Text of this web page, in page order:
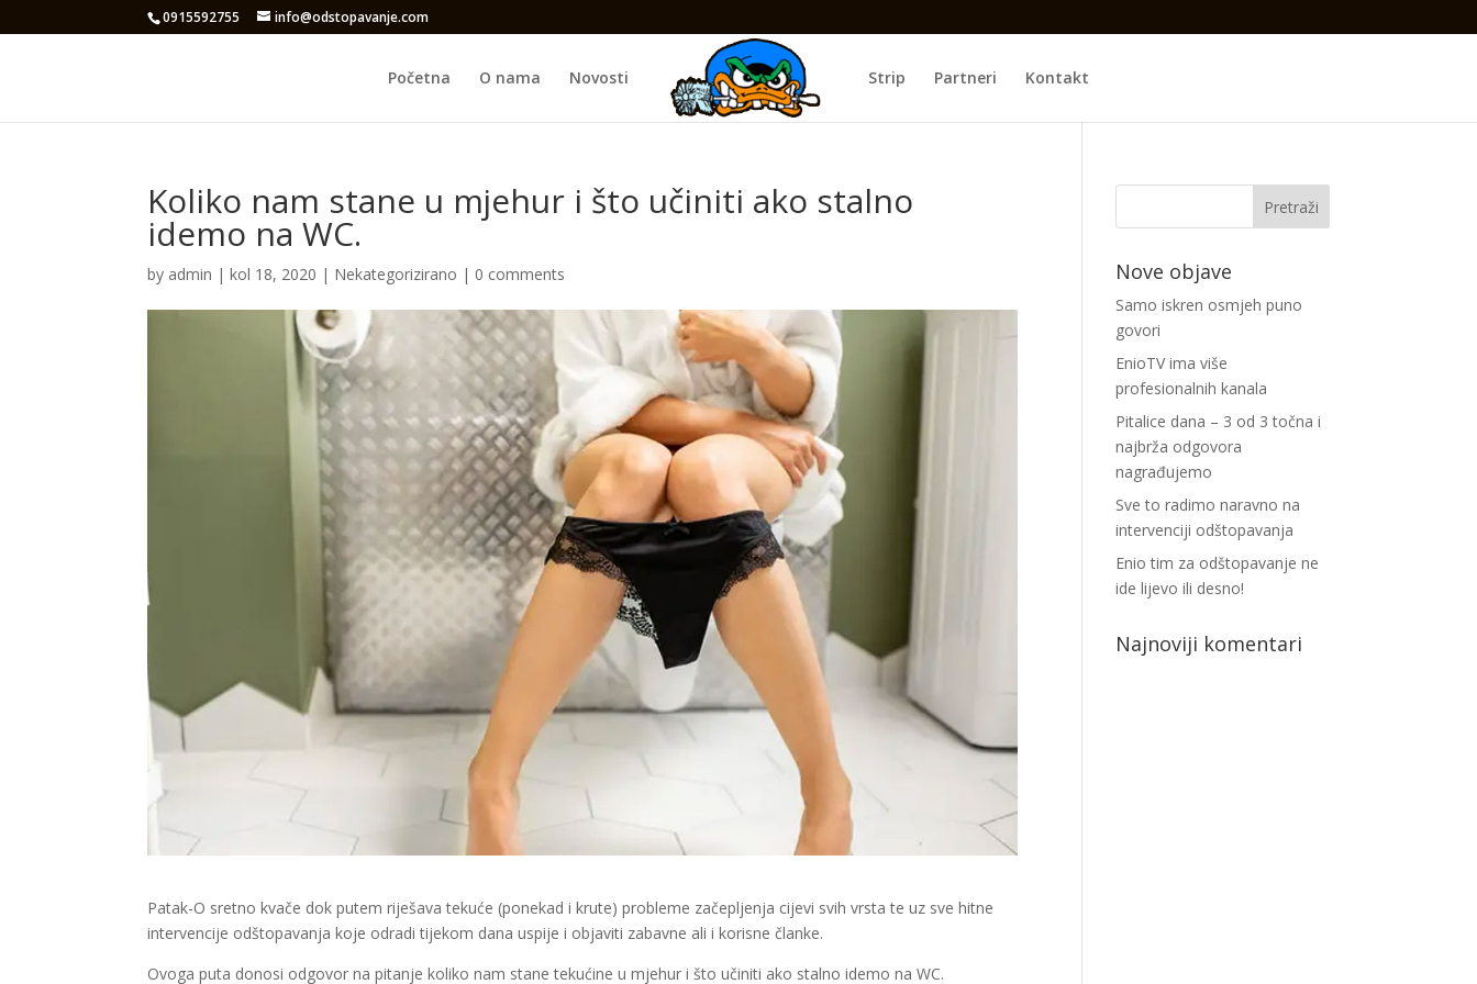
0915592755 info@odstopavanje.com
Početna O nama Novosti Strip Partneri Kontakt
Koliko nam stane u mjehur i što učiniti ako stalno
idemo na WC.
by admin |kol 18, 2020 | Nekategorizirano | 0 comments
Patak-O sretno kvače dok putem riješava tekuće (ponekad i krute) probleme začepljenja cijevi svih vrsta te uz sve hitne
intervencije odštopavanja koje odradi tijekom dana uspije i objaviti zabavne ali i korisne članke.
Ovoga puta donosi odgovor na pitanje koliko nam stane tekućine u mjehur i što učiniti ako stalno idemo na WC.
Nove objave
Samo iskren osmjeh puno
govori
EnioTV ima više
profesionalnih kanala
Pitalice dana – 3 od 3 točna i
najbrža odgovora
nagrađujemo
Sve to radimo naravno na
intervenciji odštopavanja
Enio tim za odštopavanje ne
ide lijevo ili desno!
Najnoviji komentari